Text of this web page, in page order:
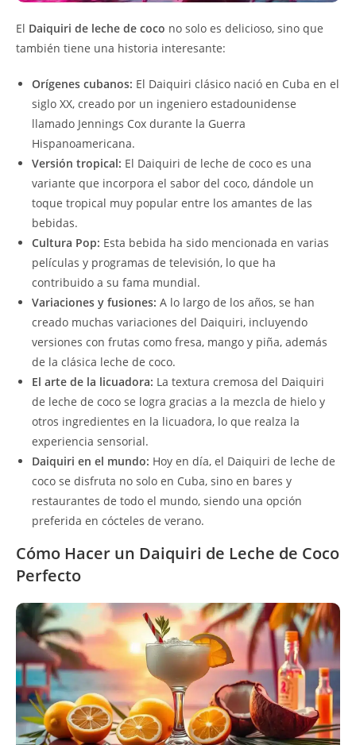
El Daiquiri de leche de coco no solo es delicioso, sino que
también tiene una historia interesante:
Orígenes cubanos: El Daiquiri clásico nació en Cuba en el
siglo XX, creado por un ingeniero estadounidense
llamado Jennings Cox durante la Guerra
Hispanoamericana.
Versión tropical: El Daiquiri de leche de coco es una
variante que incorpora el sabor del coco, dándole un
toque tropical muy popular entre los amantes de las
bebidas.
Cultura Pop: Esta bebida ha sido mencionada en varias
películas y programas de televisión, lo que ha
contribuido a su fama mundial.
Variaciones y fusiones: A lo largo de los años, se han
creado muchas variaciones del Daiquiri, incluyendo
versiones con frutas como fresa, mango y piña, además
de la clásica leche de coco.
El arte de la licuadora: La textura cremosa del Daiquiri
de leche de coco se logra gracias a la mezcla de hielo y
otros ingredientes en la licuadora, lo que realza la
experiencia sensorial.
Daiquiri en el mundo: Hoy en día, el Daiquiri de leche de
coco se disfruta no solo en Cuba, sino en bares y
restaurantes de todo el mundo, siendo una opción
preferida en cócteles de verano.
Cómo Hacer un Daiquiri de Leche de Coco
Perfecto